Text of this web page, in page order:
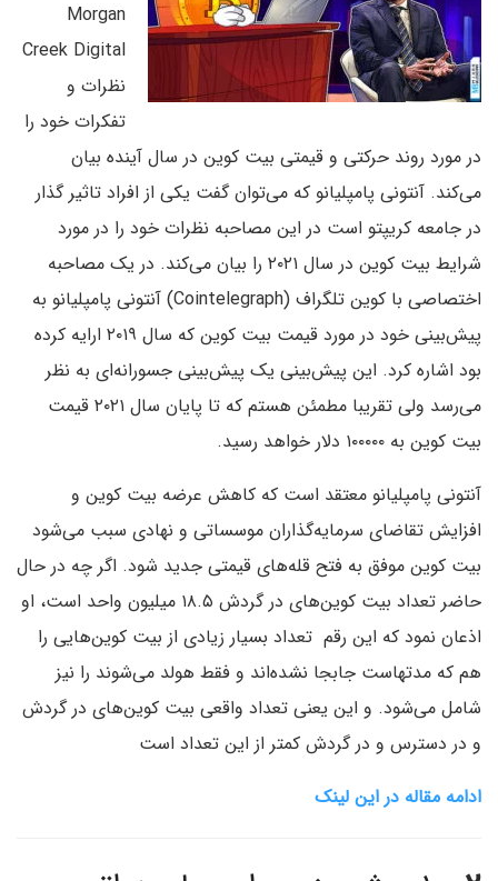
Morgan
Creek Digital
نظرات و
تفکرات خود را
در مورد روند حرکتی و قیمتی بیت کوین در سال آینده بیان
می‌کند. آنتونی پامپلیانو که می‌توان گفت یکی از افراد تاثیر گذار
در جامعه کریپتو است در این مصاحبه نظرات خود را در مورد
شرایط بیت کوین در سال ۲۰۲۱ را بیان می‌کند. در یک مصاحبه
اختصاصی با کوین تلگراف (Cointelegraph) آنتونی پامپلیانو به
پیش‌بینی خود در مورد قیمت بیت کوین که سال ۲۰۱۹ ارایه کرده
بود اشاره کرد. این پیش‌بینی یک پیش‌بینی جسورانه‌ای به نظر
می‌رسد ولی تقریبا مطمئن هستم که تا پایان سال ۲۰۲۱ قیمت
بیت کوین به ۱۰۰۰۰۰ دلار خواهد رسید.
آنتونی پامپلیانو معتقد است که کاهش عرضه بیت کوین و
افزایش تقاضای سرمایه‌گذاران موسساتی و نهادی سبب می‌شود
بیت کوین موفق به فتح قله‌های قیمتی جدید شود. اگر چه در حال
حاضر تعداد بیت کوین‌های در گردش ۱۸.۵ میلیون واحد است، او
اذعان نمود که این رقم تعداد بسیار زیادی از بیت کوین‌هایی را
هم که مدتهاست جابجا نشده‌اند و فقط هولد می‌شوند را نیز
شامل می‌شود. و این یعنی تعداد واقعی بیت کوین‌های در گردش
و در دسترس و در گردش کمتر از این تعداد است
ادامه مقاله در این لینک